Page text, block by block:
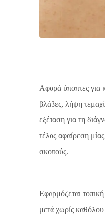
Αφορά ύποπτες για
βλάβες, λήψη
εξέταση για τη
τέλος αφαίρεση
σκοπούς.
Εφαρμόζεται
μετά χωρίς